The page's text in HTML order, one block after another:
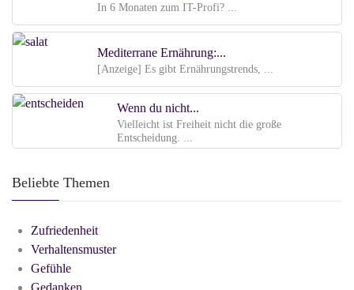
In 6 Monaten zum IT-Profi? ...
Mediterrane Ernährung:...
[Anzeige] Es gibt Ernährungstrends, ...
Wenn du nicht...
Vielleicht ist Freiheit nicht die große
Entscheidung. ...
Beliebte Themen
Zufriedenheit
Verhaltensmuster
Gefühle
Gedanken